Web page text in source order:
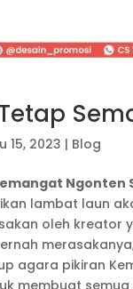
15, 2023 | Blog
Ngonten
lambat laun
oleh kreator
agara pikiran
membuat